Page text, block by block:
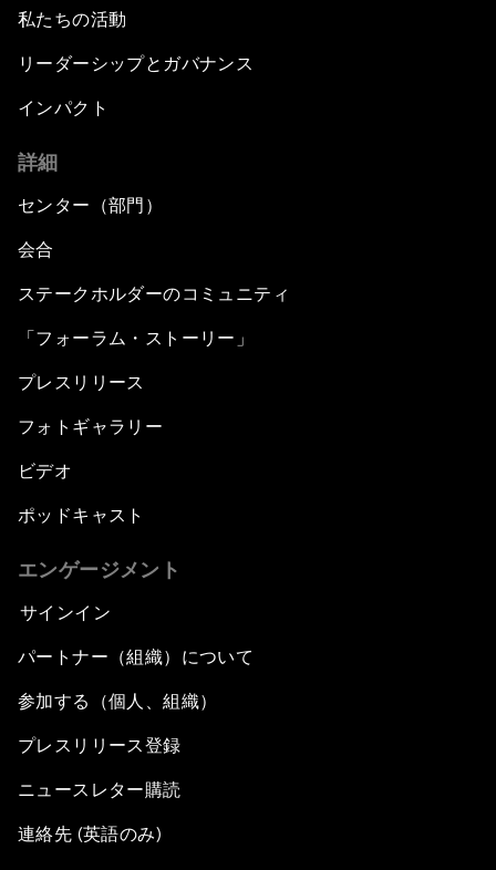
私たちの活動
リーダーシップとガバナンス
インパクト
詳細
センター（部門）
会合
ステークホルダーのコミュニティ
「フォーラム・ストーリー」
プレスリリース
フォトギャラリー
ビデオ
ポッドキャスト
エンゲージメント
サインイン
パートナー（組織）について
参加する（個人、組織）
プレスリリース登録
ニュースレター購読
連絡先 (英語のみ)